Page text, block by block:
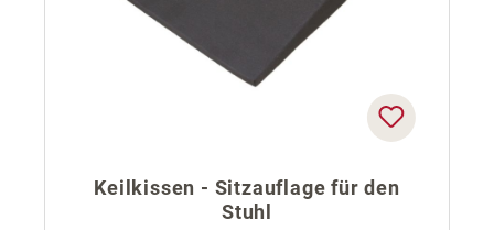
Keilkissen - Sitzauflage für den
Stuhl